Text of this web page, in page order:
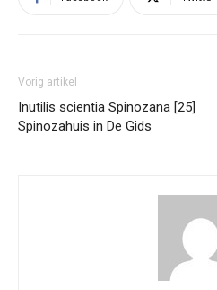
Vorig artikel
Inutilis scientia Spinozana [25]
Spinozahuis in De Gids